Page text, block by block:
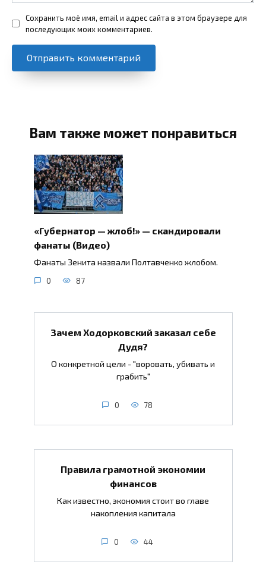
Сохранить моё имя, email и адрес сайта в этом браузере для
последующих моих комментариев.
Вам также может понравиться
«Губернатор — жлоб!» — скандировали
фанаты (Видео)
Фанаты Зенита назвали Полтавченко жлобом.
0 87
Зачем Ходорковский заказал себе
Дудя?
О конкретной цели - "воровать, убивать и
грабить"
0 78
Правила грамотной экономии
финансов
Как известно, экономия стоит во главе
накопления капитала
0 44